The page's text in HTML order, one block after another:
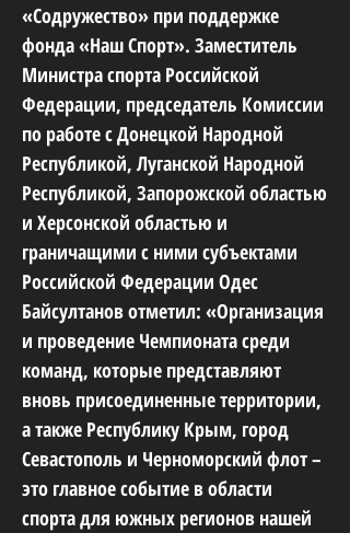
«Содружество» при поддержке
фонда «Наш Спорт». Заместитель
Министра спорта Российской
Федерации, председатель Комиссии
по работе с Донецкой Народной
Республикой, Луганской Народной
Республикой, Запорожской областью
и Херсонской областью и
граничащими с ними субъектами
Российской Федерации Одес
Байсултанов отметил: «Организация
и проведение Чемпионата среди
команд, которые представляют
вновь присоединенные территории,
а также Республику Крым, город
Севастополь и Черноморский флот –
это главное событие в области
спорта для южных регионов нашей